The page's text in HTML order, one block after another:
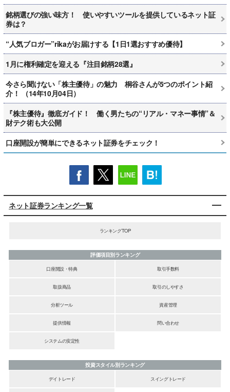
銘柄選びの強い味方！ 使いやすいツールを提供しているネット証
券は？
“人気ブロガー”rikaがお届けする【1日1選おすすめ優待】
1月に権利確定を迎える『注目銘柄28選』
今さら聞けない「株主優待」の魅力 桐谷さんが5つのポイント紹
介！ （14年10月04日）
『株主優待』徹底ガイド！ 働く男たちの“リアル・マネー事情”＆
財テク術も大公開
口座開設が簡単にできるネット証券をチェック！
ネット証券ランキング一覧
ランキングTOP
評価項目別ランキング
口座開設・特典
取引手数料
取扱商品 取引のしやすさ
分析ツール 資産管理
提供情報 問い合わせ
システムの安定性
投資スタイル別ランキング
デイトレード
スイングトレード